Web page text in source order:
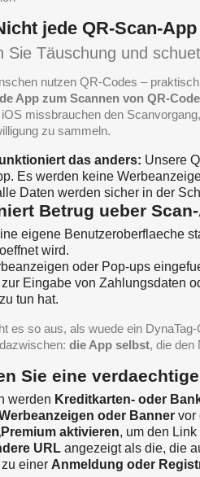
jede QR-Scan-
Sie Täuschung und
nutzen QR-Codes –
App zum Scannen von QR-
missbrauchen den
zu sammeln.
das anders: Unsere
Es werden keine
Daten werden sicher in der
Betrug ueber
eigene Benutzeroberflaeche
wird.
oder Pop-ups
Eingabe von Zahlungsdaten
tun hat.
es so aus, als wuede ein
die App selbst, die den
Sie eine
werden Kreditkarten- oder
oder Banner vor
Premium aktivieren, um den Link
URL angezeigt als die, die
einer Anmeldung oder